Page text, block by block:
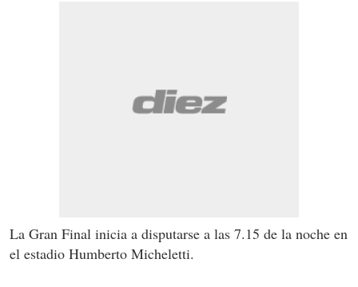
La Gran Final inicia a disputarse a las 7.15 de la noche en
el estadio Humberto Micheletti.